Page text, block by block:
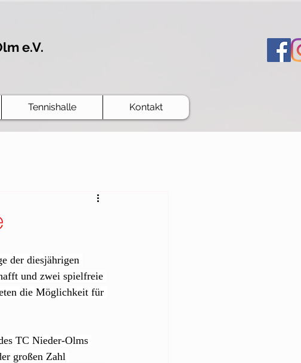
e.V.
Tennishalle Kontakt
der diesjährigen
und zwei spielfreie
die Möglichkeit für
TC Nieder-Olms
großen Zahl